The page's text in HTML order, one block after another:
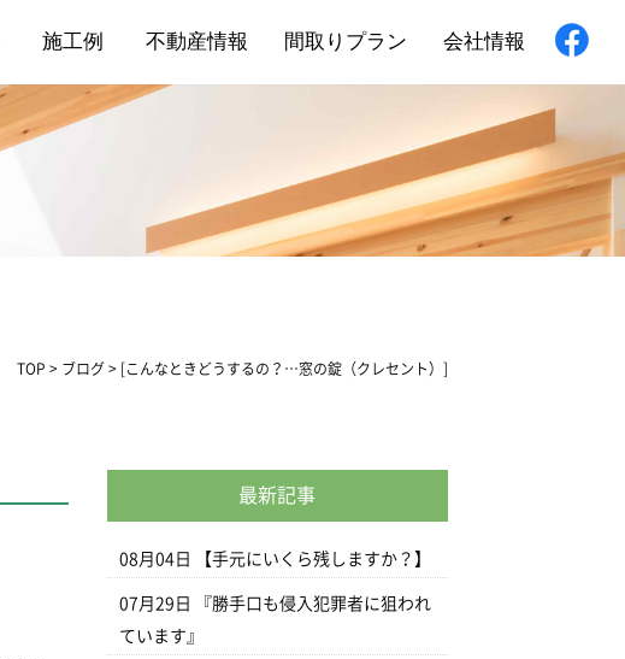
施工例
新築住宅
不動産情報 間取りプラン 会社情報
TOP > ブログ > [こんなときどうするの？…窓の錠（クレセント）]
最新記事
08月04日 【手元にいくら残しますか？】
07月29日
『勝手口も侵入犯罪者に狙われ
ています』